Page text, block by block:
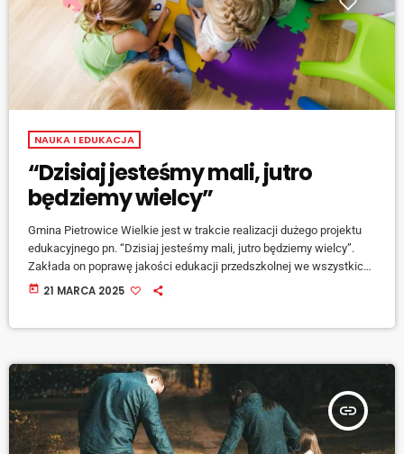
NAUKA I EDUKACJA
“Dzisiaj jesteśmy mali, jutro
będziemy wielcy”
Gmina Pietrowice Wielkie jest w trakcie realizacji dużego projektu
edukacyjnego pn. “Dzisiaj jesteśmy mali, jutro będziemy wielcy”.
Zakłada on poprawę jakości edukacji przedszkolnej we wszystkich
oddziałach zlokalizowanych na terenie gminy. – W projekcie bierze
today 21 MARCA 2025
insert_link